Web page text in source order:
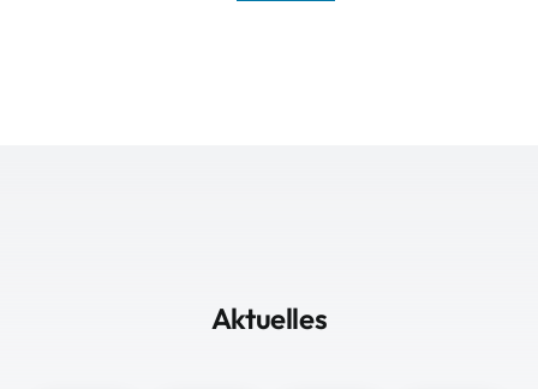
Aktuelles